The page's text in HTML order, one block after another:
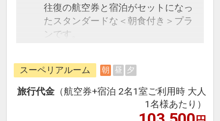
往復の航空券と宿泊がセットになっ
たスタンダードな＜朝食付き＞プラ
ンです。
できるダイナミックパッケージだか
ら、一都市滞在はもちろん周遊旅行
にも最適！
旅行期間中の1泊だけの宿泊や延
泊・飛び泊なども自由自在です。
スーペリアルーム 朝 昼 夕
旅行代金 （航空券+宿泊 2名1室ご利用時 大人
1名様あたり）